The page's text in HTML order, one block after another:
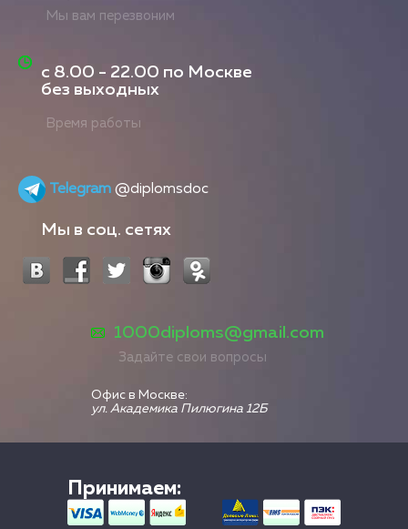
Мы вам перезвоним
с 8.00 - 22.00 по Москве
без выходных
Время работы
Telegram @diplomsdoc
Мы в соц. сетях
1000diploms@gmail.com
Задайте свои вопросы
Офис в Москве:
ул. Академика Пилюгина 12Б
Принимаем: